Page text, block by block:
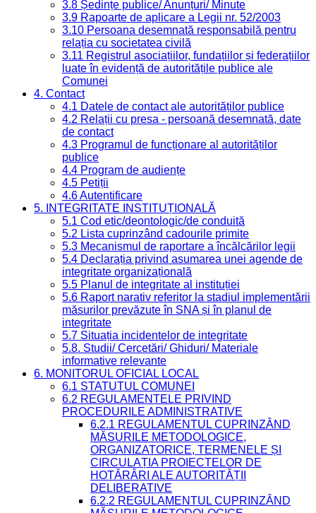
3.8 Ședințe publice/ Anunțuri/ Minute
3.9 Rapoarte de aplicare a Legii nr. 52/2003
3.10 Persoana desemnată responsabilă pentru
relația cu societatea civilă
3.11 Registrul asociațiilor, fundațiilor și federațiilor
luate în evidență de autoritățile publice ale
Comunei
4. Contact
4.1 Datele de contact ale autorităților publice
4.2 Relații cu presa - persoană desemnată, date
de contact
4.3 Programul de funcționare al autorităților
publice
4.4 Program de audiențe
4.5 Petiții
4.6 Autentificare
5. INTEGRITATE INSTITUȚIONALĂ
5.1 Cod etic/deontologic/de conduită
5.2 Lista cuprinzând cadourile primite
5.3 Mecanismul de raportare a încălcărilor legii
5.4 Declarația privind asumarea unei agende de
integritate organizațională
5.5 Planul de integritate al instituției
5.6 Raport narativ referitor la stadiul implementării
măsurilor prevăzute în SNA și în planul de
integritate
5.7 Situația incidentelor de integritate
5.8. Studii/ Cercetări/ Ghiduri/ Materiale
informative relevante
6. MONITORUL OFICIAL LOCAL
6.1 STATUTUL COMUNEI
6.2 REGULAMENTELE PRIVIND
PROCEDURILE ADMINISTRATIVE
6.2.1 REGULAMENTUL CUPRINZÂND
MĂSURILE METODOLOGICE,
ORGANIZATORICE, TERMENELE ȘI
CIRCULAȚIA PROIECTELOR DE
HOTĂRÂRI ALE AUTORITĂȚII
DELIBERATIVE
6.2.2 REGULAMENTUL CUPRINZÂND